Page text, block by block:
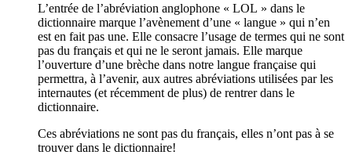
L’entrée de l’abréviation anglophone « LOL » dans le
dictionnaire marque l’avènement d’une « langue » qui n’en
est en fait pas une. Elle consacre l’usage de termes qui ne sont
pas du français et qui ne le seront jamais. Elle marque
l’ouverture d’une brèche dans notre langue française qui
permettra, à l’avenir, aux autres abréviations utilisées par les
internautes (et récemment de plus) de rentrer dans le
dictionnaire.
Ces abréviations ne sont pas du français, elles n’ont pas à se
trouver dans le dictionnaire!